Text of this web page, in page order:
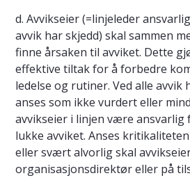
d. Avvikseier (=linjeleder
avvik har skjedd) skal sammen
finne årsaken til avviket. Dette
effektive tiltak for å forbedre
ledelse og rutiner. Ved alle
anses som ikke vurdert eller
avvikseier i linjen være ansvarlig
lukke avviket. Anses
eller svært alvorlig skal
organisasjonsdirektør eller på